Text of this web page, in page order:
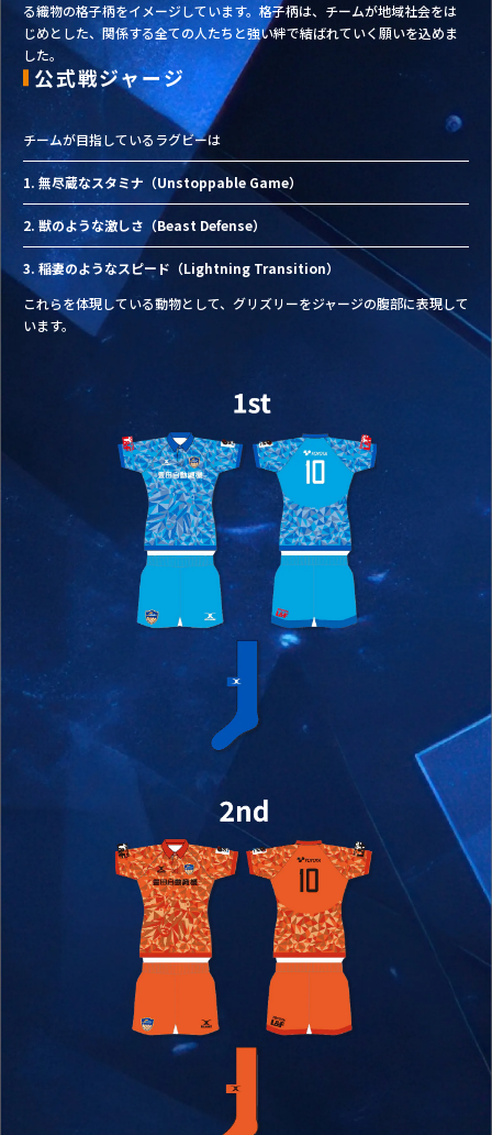
る織物の格子柄をイメージしています。格子柄は、チームが地域社会をは
じめとした、関係する全ての人たちと強い絆で結ばれていく願いを込めま
した。
公式戦ジャージ
チームが目指しているラグビーは
1. 無尽蔵なスタミナ（Unstoppable Game）
2. 獣のような激しさ（Beast Defense）
3. 稲妻のようなスピード（Lightning Transition）
これらを体現している動物として、グリズリーをジャージの腹部に表現して
います。